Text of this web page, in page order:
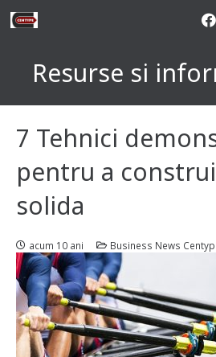
Resurse si
7 Tehnici
pentru a
solida
acum 10 ani Business News